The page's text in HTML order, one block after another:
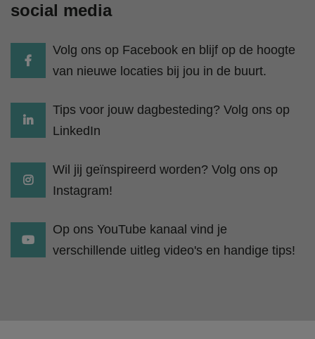
social media
Volg ons op Facebook en blijf op de hoogte
van nieuwe locaties bij jou in de buurt.
Tips voor jouw dagbesteding? Volg ons op
LinkedIn
Wil jij geïnspireerd worden? Volg ons op
Instagram!
Op ons YouTube kanaal vind je
verschillende uitleg video's en handige tips!